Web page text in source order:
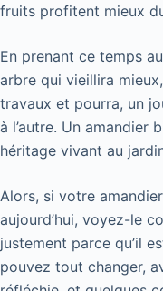
fruits profitent mieux
En prenant ce temps
arbre qui vieillira
travaux et pourra, un
à l’autre. Un amandier
héritage vivant au
Alors, si votre
aujourd’hui, voyez-le
justement parce qu’il
pouvez tout changer,